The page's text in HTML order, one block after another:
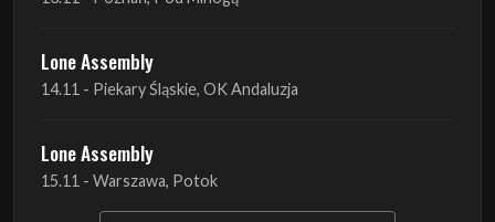
Lone Assembly
15.11 - Warszawa, Potok